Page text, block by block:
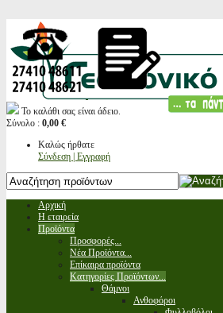
Το καλάθι σας είναι άδειο.
Σύνολο : 0,00 €
Καλώς ήρθατε
Σύνδεση | Εγγραφή
Αρχική
Η εταιρεία
Προϊόντα
Προσφορές...
Νέα Προϊόντα...
Επίκαιρα προϊόντα
Κατηγορίες Προϊόντων...
Θάμνοι
Ανθοφόροι